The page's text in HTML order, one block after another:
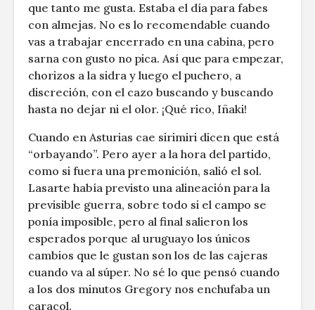
que tanto me gusta. Estaba el día para fabes
con almejas. No es lo recomendable cuando
vas a trabajar encerrado en una cabina, pero
sarna con gusto no pica. Así que para empezar,
chorizos a la sidra y luego el puchero, a
discreción, con el cazo buscando y buscando
hasta no dejar ni el olor. ¡Qué rico, Iñaki!
Cuando en Asturias cae sirimiri dicen que está
“orbayando”. Pero ayer a la hora del partido,
como si fuera una premonición, salió el sol.
Lasarte había previsto una alineación para la
previsible guerra, sobre todo si el campo se
ponía imposible, pero al final salieron los
esperados porque al uruguayo los únicos
cambios que le gustan son los de las cajeras
cuando va al súper. No sé lo que pensó cuando
a los dos minutos Gregory nos enchufaba un
caracol.